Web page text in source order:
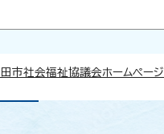
田市社会福祉協議会ホームページ